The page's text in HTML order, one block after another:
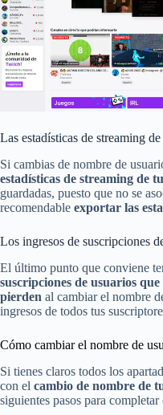
Las estadísticas de streaming
Si cambias de nombre de
estadísticas de streaming de
guardadas, puesto que no se
recomendable exportar las
Los ingresos de suscripciones
El último punto que conviene
suscripciones de usuarios
pierden al cambiar el nombre
ingresos de todos tus
Cómo cambiar el nombre de
Si tienes claros todos los
con el cambio de nombre de
siguientes pasos para